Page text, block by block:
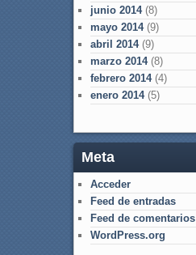
junio 2014(8)
mayo 2014(9)
abril 2014(9)
marzo 2014(8)
febrero 2014(4)
enero 2014(5)
Meta
Acceder
Feed de entradas
Feed de comentarios
WordPress.org